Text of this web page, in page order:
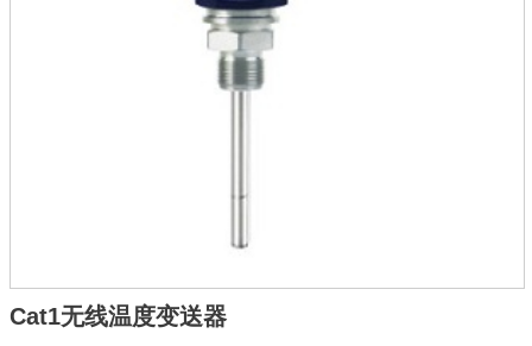
Cat1无线温度变送器